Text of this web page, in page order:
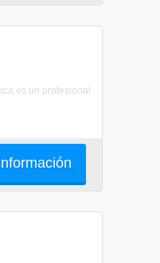
es un profesional